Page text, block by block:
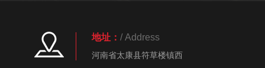
地址： / Address
河南省太康县符草楼镇西